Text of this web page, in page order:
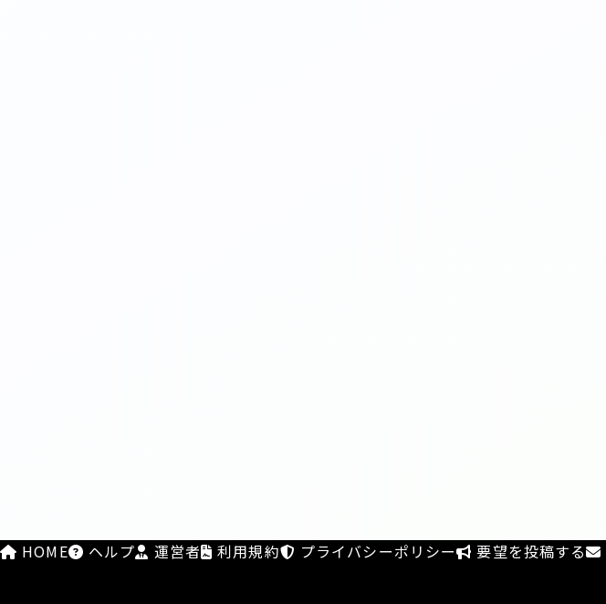
HOME ヘルプ 運営者 利用規約 プライバシーポリシー 要望を投稿する